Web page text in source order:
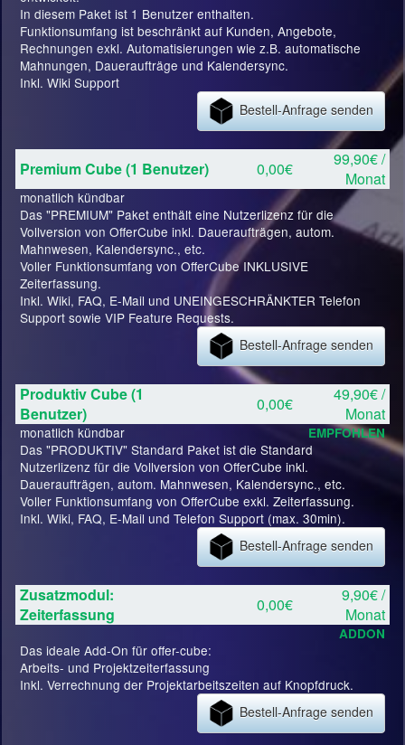
In diesem Paket ist 1 Benutzer enthalten.
Funktionsumfang ist beschränkt auf Kunden, Angebote,
Rechnungen exkl. Automatisierungen wie z.B. automatische
Mahnungen, Daueraufträge und Kalendersync.
Inkl. Wiki Support
Bestell-Anfrage senden
Premium Cube (1 Benutzer) 0,00€
99,90€ /
Monat
monatlich kündbar
Das "PREMIUM" Paket enthält eine Nutzerlizenz für die
Vollversion von OfferCube inkl. Daueraufträgen, autom.
Mahnwesen, Kalendersync., etc.
Voller Funktionsumfang von OfferCube INKLUSIVE
Zeiterfassung.
Inkl. Wiki, FAQ, E-Mail und UNEINGESCHRÄNKTER Telefon
Support sowie VIP Feature Requests.
Bestell-Anfrage senden
Produktiv Cube (1
Benutzer)
0,00€
49,90€ /
Monat
monatlich kündbar EMPFOHLEN
Das "PRODUKTIV" Standard Paket ist die Standard
Nutzerlizenz für die Vollversion von OfferCube inkl.
Daueraufträgen, autom. Mahnwesen, Kalendersync., etc.
Voller Funktionsumfang von OfferCube exkl. Zeiterfassung.
Inkl. Wiki, FAQ, E-Mail und Telefon Support (max. 30min).
Bestell-Anfrage senden
Zusatzmodul:
Zeiterfassung
0,00€
9,90€ /
Monat
ADDON
Das ideale Add-On für offer-cube:
Arbeits- und Projektzeiterfassung
Inkl. Verrechnung der Projektarbeitszeiten auf Knopfdruck.
Bestell-Anfrage senden